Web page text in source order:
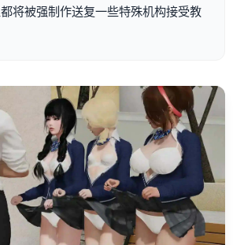
将被强制作送复一些特殊机构接受教